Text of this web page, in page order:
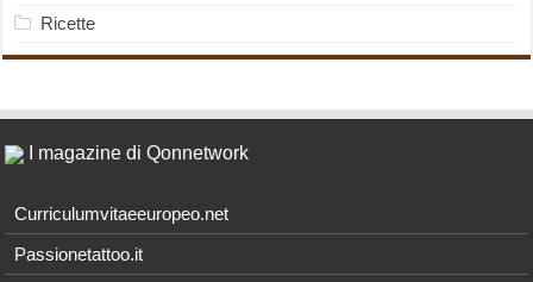
Ricette
I magazine di Qonnetwork
Curriculumvitaeeuropeo.net
Passionetattoo.it